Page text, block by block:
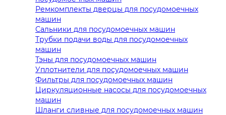
Ремкомплекты дверцы для посудомоечных
машин
Сальники для посудомоечных машин
Трубки подачи воды для посудомоечных
машин
Тэны для посудомоечных машин
Уплотнители для посудомоечных машин
Фильтры для посудомоечных машин
Циркуляционные насосы для посудомоечных
машин
Шланги сливные для посудомоечных машин